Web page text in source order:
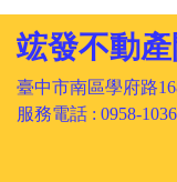
竤發不動
臺中市南區學府路
服務電話 : 0958-